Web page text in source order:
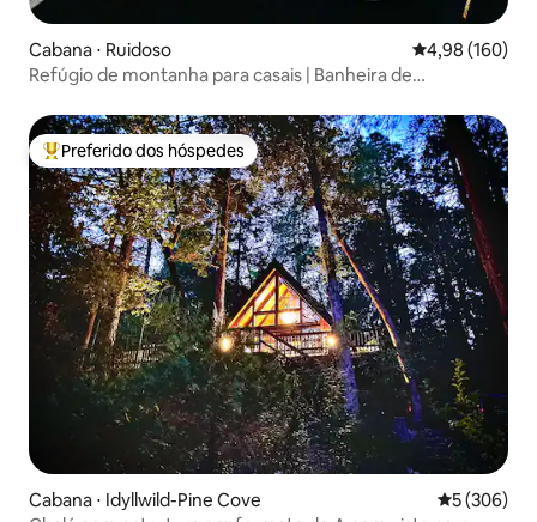
Cabana ⋅ Ruidoso 4,98 de uma
4,98 (160)
Refúgio de montanha para casais | Banheira de
Entre os melhores preferidos dos hóspedes
Preferido dos hóspedes
Cabana ⋅ Idyllwild-Pine Cove 5 de uma
5 (306)